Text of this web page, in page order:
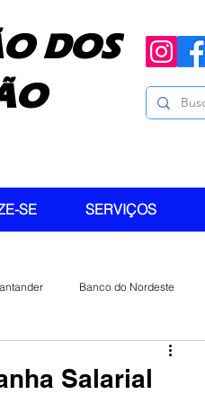
DOS
SE SERVIÇOS
Banco do Nordeste
Salarial